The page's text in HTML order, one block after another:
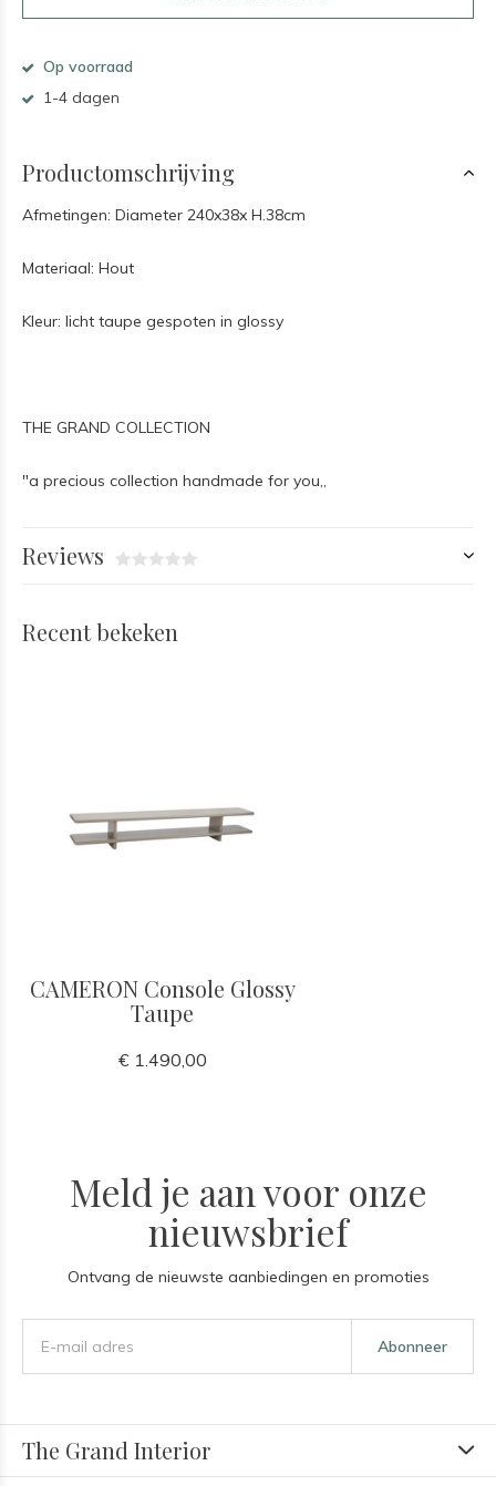
Op voorraad
1-4 dagen
Productomschrijving
Afmetingen: Diameter 240x38x H.38cm
Materiaal: Hout
Kleur: licht taupe gespoten in glossy
THE GRAND COLLECTION
"a precious collection handmade for you,,
Reviews
Recent bekeken
CAMERON Console Glossy
Taupe
€ 1.490,00
Meld je aan voor onze
nieuwsbrief
Ontvang de nieuwste aanbiedingen en promoties
Abonneer
The Grand Interior